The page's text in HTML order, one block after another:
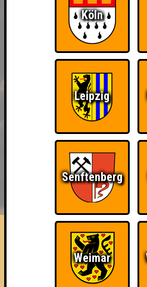
HIGHSCORE
FAQ
Die Brauingenieure
Errungenschaften
Köln
Leipzig
Senftenberg
Weimar